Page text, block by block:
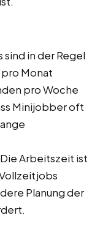
sind in der Regel
Monat
pro Woche
Minijobber oft
Die Arbeitszeit ist
Planung der